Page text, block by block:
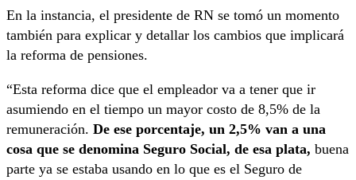
En la instancia, el presidente de RN se tomó un momento
también para explicar y detallar los cambios que implicará
la reforma de pensiones.
“Esta reforma dice que el empleador va a tener que ir
asumiendo en el tiempo un mayor costo de 8,5% de la
remuneración. De ese porcentaje, un 2,5% van a una
cosa que se denomina Seguro Social, de esa plata, buena
parte ya se estaba usando en lo que es el Seguro de